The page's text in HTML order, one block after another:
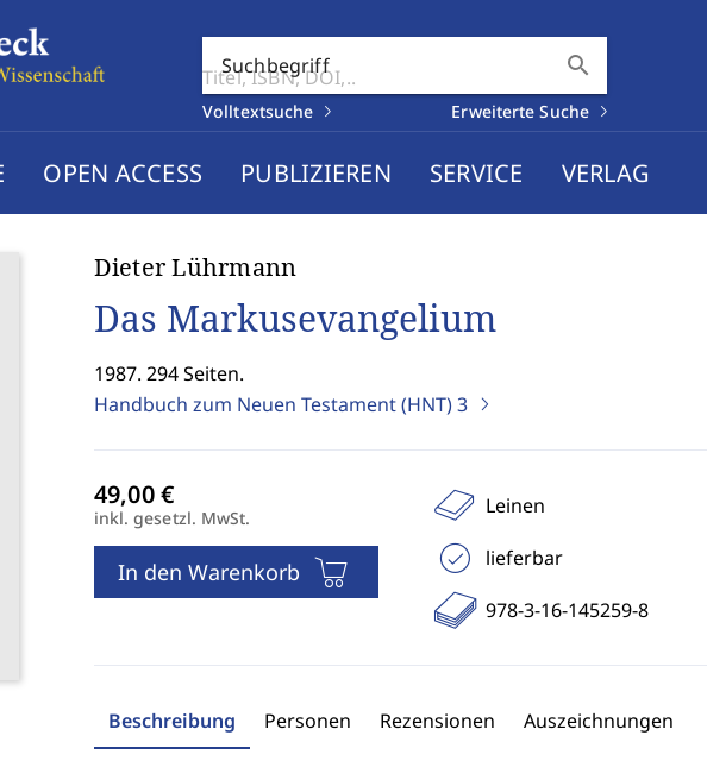
Suchbegriff search
Volltextsuche Erweiterte Suche
OPEN ACCESS PUBLIZIEREN SERVICE VERLAG
Dieter Lührmann
Das Markusevangelium
1987. 294 Seiten.
Handbuch zum Neuen Testament (HNT)3
inkl. gesetzl. MwSt.
In den Warenkorb
Leinen
lieferbar
978-3-16-145259-8
Beschreibung Personen Rezensionen Auszeichnungen